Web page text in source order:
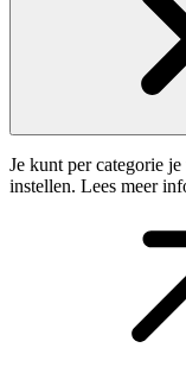
Je kunt per categorie
instellen. Lees meer